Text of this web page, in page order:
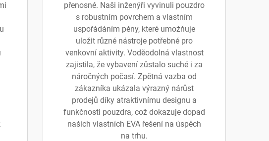
přenosné. Naši inženýři vyvinuli pouzdro
s robustním povrchem a vlastním
uspořádáním pěny, které umožňuje
uložit různé nástroje potřebné pro
venkovní aktivity. Voděodolná vlastnost
zajistila, že vybavení zůstalo suché i za
náročných počasí. Zpětná vazba od
zákazníka ukázala výrazný nárůst
prodejů díky atraktivnímu designu a
funkčnosti pouzdra, což dokazuje dopad
našich vlastních EVA řešení na úspěch
na trhu.